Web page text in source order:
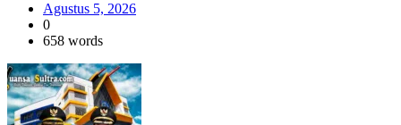
Agustus 5, 2026
0
658 words